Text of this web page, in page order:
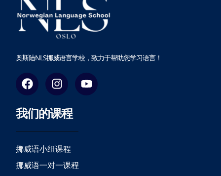
奥斯陆NLS挪威语言学校，致力于帮助您学习语言！
F
a
e
b
o
o
k
I
n
t
a
g
r
a
m
Y
o
我们的课程
挪威语小组课程
挪威语一对一课程